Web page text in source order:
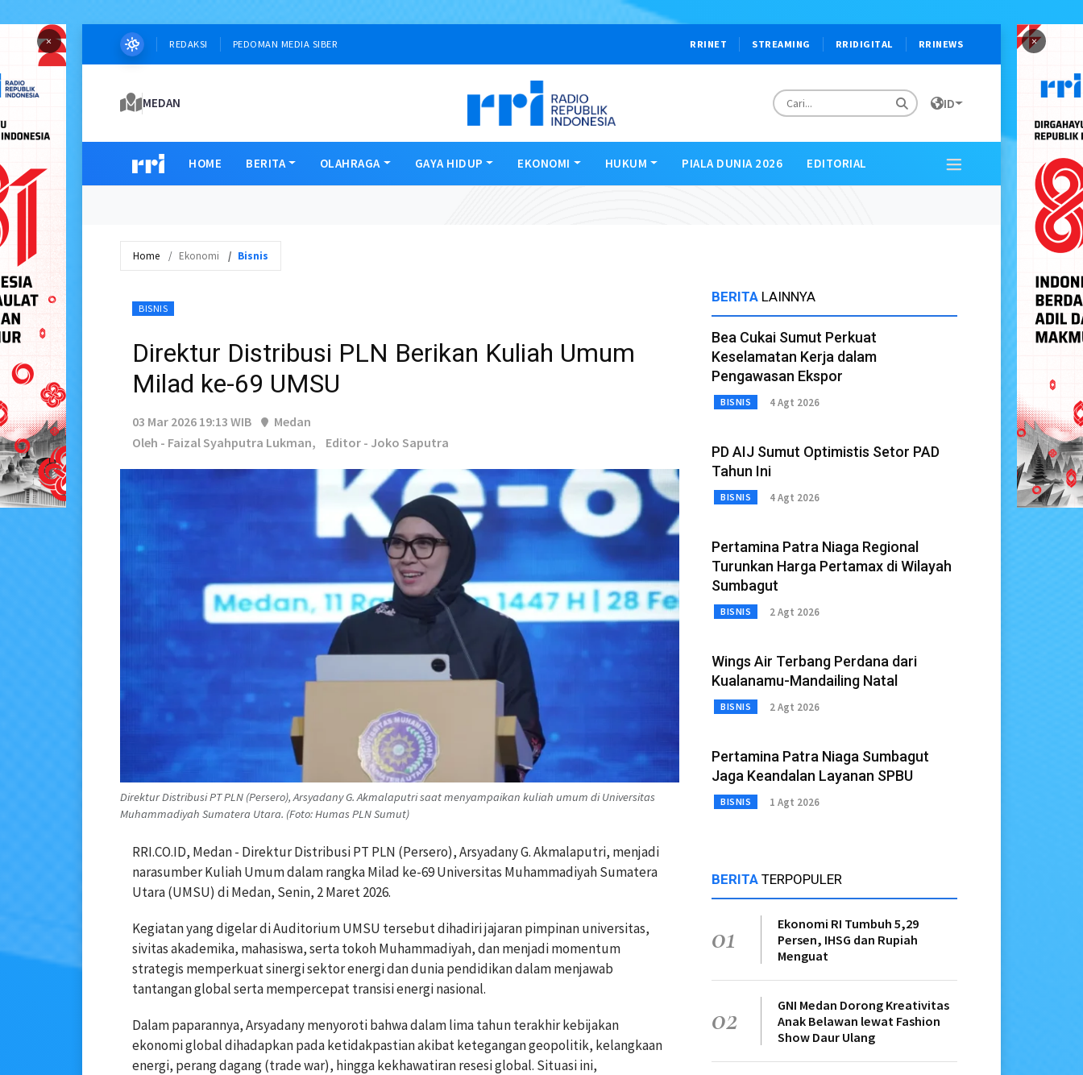
× ×
REDAKSI PEDOMAN MEDIA SIBER RRINET STREAMING RRIDIGITAL RRINEWS
MEDAN ID
HOME BERITA OLAHRAGA GAYA HIDUP EKONOMI HUKUM PIALA DUNIA 2026 EDITORIAL
Home Ekonomi Bisnis
BISNIS
Direktur Distribusi PLN Berikan Kuliah Umum
Milad ke-69 UMSU
03 Mar 2026 19:13 WIB
Medan
Oleh - Faizal Syahputra Lukman,
Editor - Joko Saputra
Direktur Distribusi PT PLN (Persero), Arsyadany G. Akmalaputri saat menyampaikan kuliah umum di Universitas
Muhammadiyah Sumatera Utara. (Foto: Humas PLN Sumut)
RRI.CO.ID, Medan - Direktur Distribusi PT PLN (Persero), Arsyadany G. Akmalaputri, menjadi
narasumber Kuliah Umum dalam rangka Milad ke-69 Universitas Muhammadiyah Sumatera
Utara (UMSU) di Medan, Senin, 2 Maret 2026.
Kegiatan yang digelar di Auditorium UMSU tersebut dihadiri jajaran pimpinan universitas,
sivitas akademika, mahasiswa, serta tokoh Muhammadiyah, dan menjadi momentum
strategis memperkuat sinergi sektor energi dan dunia pendidikan dalam menjawab
tantangan global serta mempercepat transisi energi nasional.
Dalam paparannya, Arsyadany menyoroti bahwa dalam lima tahun terakhir kebijakan
ekonomi global dihadapkan pada ketidakpastian akibat ketegangan geopolitik, kelangkaan
energi, perang dagang (trade war), hingga kekhawatiran resesi global. Situasi ini,
BERITA LAINNYA
Bea Cukai Sumut Perkuat
Keselamatan Kerja dalam
Pengawasan Ekspor
BISNIS 4 Agt 2026
PD AIJ Sumut Optimistis Setor PAD
Tahun Ini
BISNIS 4 Agt 2026
Pertamina Patra Niaga Regional
Turunkan Harga Pertamax di Wilayah
Sumbagut
BISNIS 2 Agt 2026
Wings Air Terbang Perdana dari
Kualanamu-Mandailing Natal
BISNIS 2 Agt 2026
Pertamina Patra Niaga Sumbagut
Jaga Keandalan Layanan SPBU
BISNIS 1 Agt 2026
BERITA TERPOPULER
01
Ekonomi RI Tumbuh 5,29
Persen, IHSG dan Rupiah
Menguat
02
GNI Medan Dorong Kreativitas
Anak Belawan lewat Fashion
Show Daur Ulang